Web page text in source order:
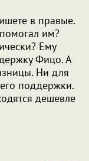
в правые.
им?
Ему
Фицо. А
Ни для
поддержки.
дешевле